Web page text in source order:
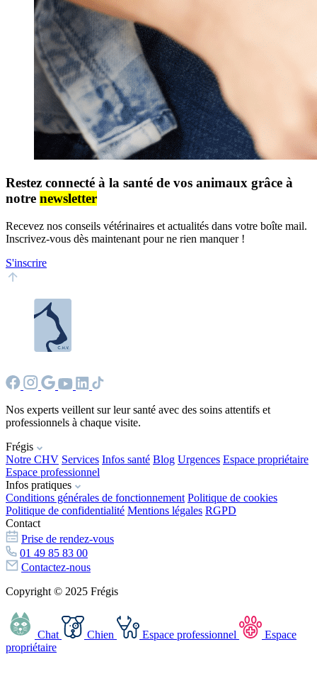
Restez connecté à la santé de vos animaux grâce à
notre newsletter
Recevez nos conseils vétérinaires et actualités dans votre boîte mail.
Inscrivez-vous dès maintenant pour ne rien manquer !
S'inscrire
Nos experts veillent sur leur santé avec des soins attentifs et
professionnels à chaque visite.
Frégis
Notre CHV Services Infos santé Blog Urgences Espace propriétaire
Espace professionnel
Infos pratiques
Conditions générales de fonctionnement Politique de cookies
Politique de confidentialité Mentions légales RGPD
Contact
Prise de rendez-vous
01 49 85 83 00
Contactez-nous
Copyright © 2025 Frégis
Chat Chien Espace professionnel
Espace
propriétaire